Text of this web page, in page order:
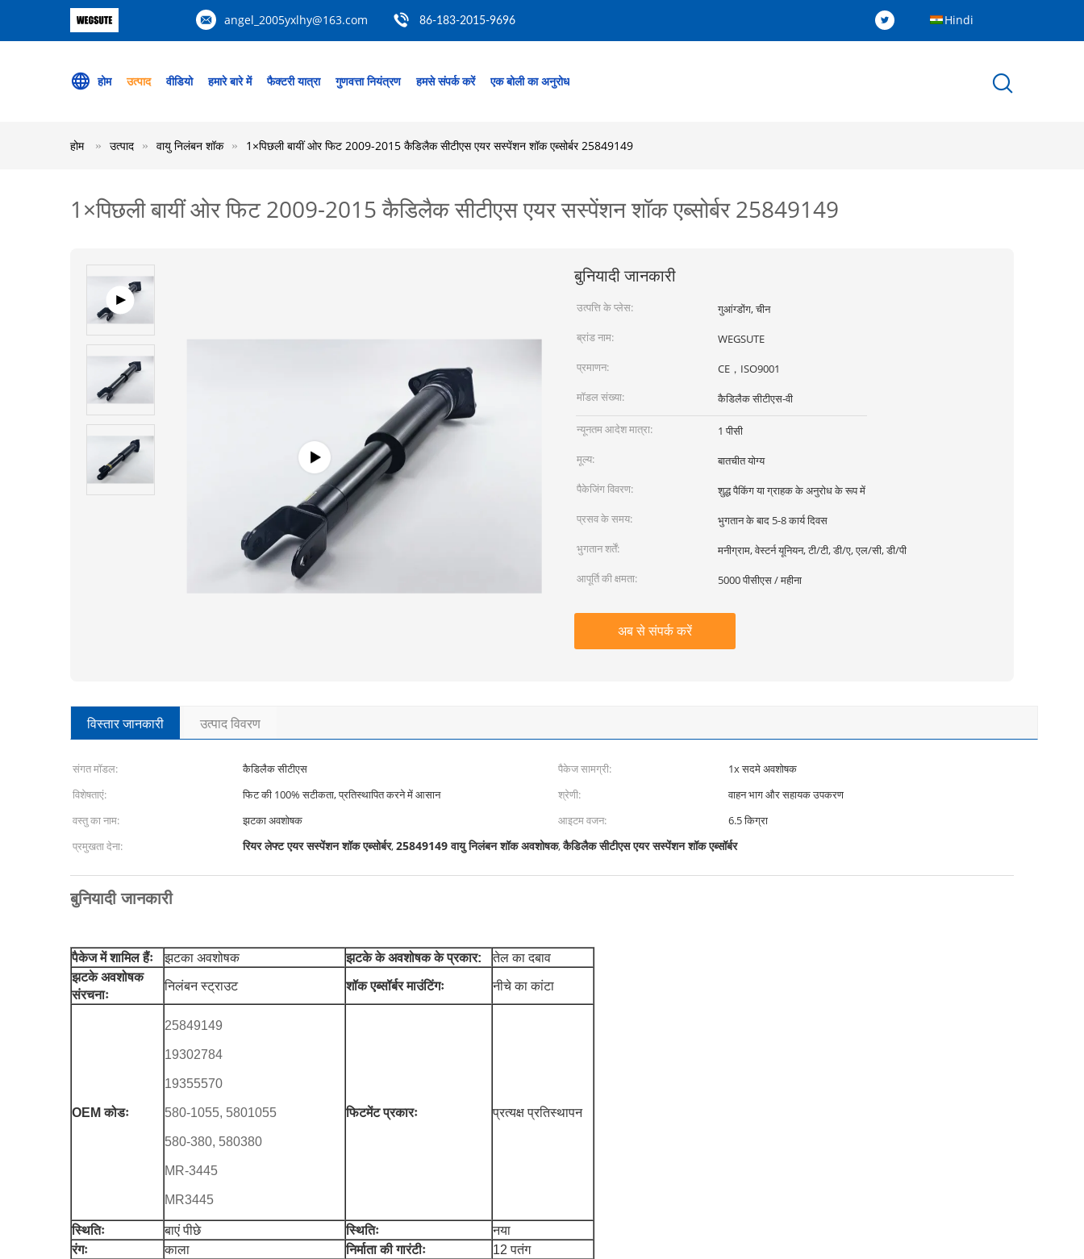
angel_2005yxlhy@163.com 86-183-2015-9696 Hindi
होम उत्पाद वीडियो हमारे बारे में फैक्टरी यात्रा गुणवत्ता नियंत्रण हमसे संपर्क करें एक बोली का अनुरोध
होम उत्पाद वायु निलंबन शॉक 1×पिछली बायीं ओर फिट 2009-2015 कैडिलैक सीटीएस एयर सस्पेंशन शॉक एब्सोर्बर 25849149
1×पिछली बायीं ओर फिट 2009-2015 कैडिलैक सीटीएस एयर सस्पेंशन शॉक एब्सोर्बर 25849149
बुनियादी जानकारी
उत्पत्ति के प्लेस:
गुआंग्डोंग, चीन
ब्रांड नाम:
WEGSUTE
प्रमाणन:
CE，ISO9001
मॉडल संख्या:
कैडिलैक सीटीएस-वी
न्यूनतम आदेश मात्रा:
1 पीसी
मूल्य:
बातचीत योग्य
पैकेजिंग विवरण:
शुद्ध पैकिंग या ग्राहक के अनुरोध के रूप में
प्रसव के समय:
भुगतान के बाद 5-8 कार्य दिवस
भुगतान शर्तें:
मनीग्राम, वेस्टर्न यूनियन, टी/टी, डी/ए, एल/सी, डी/पी
आपूर्ति की क्षमता:
5000 पीसीएस / महीना
अब से संपर्क करें
विस्तार जानकारी उत्पाद विवरण
संगत मॉडल: कैडिलैक सीटीएस पैकेज सामग्री:
1x सदमे अवशोषक
विशेषताएं:
फिट की 100% सटीकता, प्रतिस्थापित करने में आसान श्रेणी:
वाहन भाग और सहायक उपकरण
वस्तु का नाम:
झटका अवशोषक आइटम वजन:
6.5 किग्रा
प्रमुखता देना:
रियर लेफ्ट एयर सस्पेंशन शॉक एब्सोर्बर,25849149 वायु निलंबन शॉक अवशोषक,कैडिलैक सीटीएस एयर सस्पेंशन शॉक एब्सॉर्बर
बुनियादी जानकारी
पैकेज में शामिल हैंः झटका अवशोषक झटके के अवशोषक के प्रकार:
तेल का दबाव
झटके अवशोषक
संरचनाः
निलंबन स्ट्राउट शॉक एब्सॉर्बर माउंटिंगः नीचे का कांटा
OEM कोडः
25849149
19302784
19355570
580-1055, 5801055
580-380, 580380
MR-3445
MR3445
फिटमेंट प्रकारः प्रत्यक्ष प्रतिस्थापन
स्थितिः बाएं पीछे स्थितिः
नया
रंगः
काला निर्माता की गारंटीः
12 पतंग